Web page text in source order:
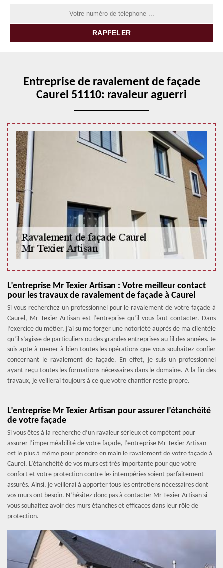
Entreprise de ravalement de façade
Caurel 51110: ravaleur aguerri
L’entreprise Mr Texier Artisan : Votre meilleur contact
pour les travaux de ravalement de façade à Caurel
Si vous recherchez un professionnel pour le ravalement de votre façade à
Caurel, Mr Texier Artisan est l’entreprise qu’il vous faut contacter. Dans
l’exercice du métier, j’ai su me forger une notoriété auprès de ma clientèle
qu’il s’agisse de particuliers ou des grandes entreprises au fil des années. Je
suis apte à mener à bien toutes les opérations que vous souhaitez confier
concernant le ravalement de façade. En effet, je suis un professionnel
ayant reçu toutes les formations nécessaires dans le domaine. A la fin des
travaux, je veillerai toujours à ce que votre chantier reste propre.
L’entreprise Mr Texier Artisan pour assurer l’étanchéité
de votre façade
Si vous êtes à la recherche d’un ravaleur sérieux et compétent pour
assurer l’imperméabilité de votre façade, l’entreprise Mr Texier Artisan
est le plus à même pour prendre en main le ravalement de votre façade à
Caurel. L’étanchéité de vos murs est très importante pour que votre
confort et votre protection contre les intempéries soient parfaitement
assurés. Ainsi, je veillerai à apporter tous les entretiens nécessaires dont
vos murs ont besoin. N’hésitez donc pas à contacter Mr Texier Artisan si
vous souhaitez avoir des murs étanches et efficaces dans leur rôle de
protection.